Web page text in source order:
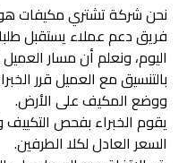
نحن شركة تشتري مكيفات
اليوم، ونعلم أن مسار العميل
بالتنسيق مع العميل قرر
ووضع المكيف على الأرض.
يقوم الخبراء بفحص التكييف
السعر العادل لكلا الطرفين.